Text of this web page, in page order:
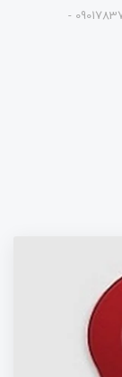
09919834676 - 02634414239 - 09365927393 - 09017837293 -